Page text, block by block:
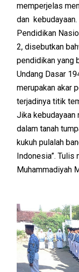
memperjelas
dan
Pendidikan
2, disebutkan
pendidikan yang
Undang Dasar
merupakan akar
terjadinya titik
Jika kebudayaan
dalam tanah
kukuh pulalah
Indonesia”. Tulis
Muhammadiyah